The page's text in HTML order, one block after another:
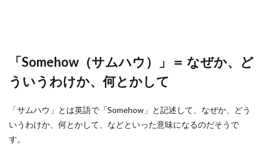
「Somehow（サムハウ）」＝ なぜか、ど
ういうわけか、何とかして
「サムハウ」とは英語で「Somehow」と記述して、なぜか、どう
いうわけか、何とかして、などといった意味になるのだそうで
す。